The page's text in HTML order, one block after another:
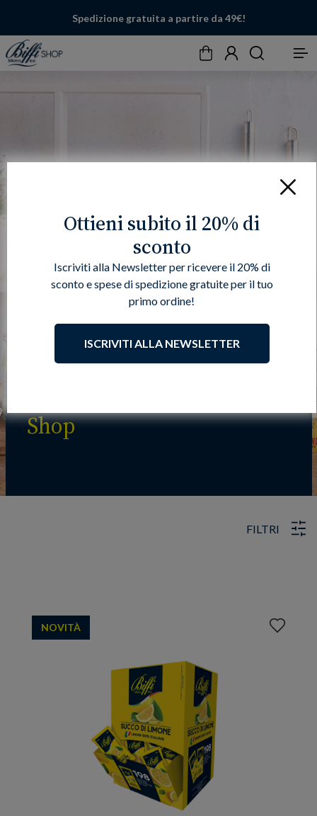
Spedizione gratuita a partire da 49€!
CarrelloAccountCerca Menu
Shop
FILTRI
NOVITÀ
Aggiungi
Chiudi
Ottieni subito il 20% di
sconto
Iscriviti alla Newsletter per ricevere il 20% di
sconto e spese di spedizione gratuite per il tuo
primo ordine!
ISCRIVITI ALLA NEWSLETTER